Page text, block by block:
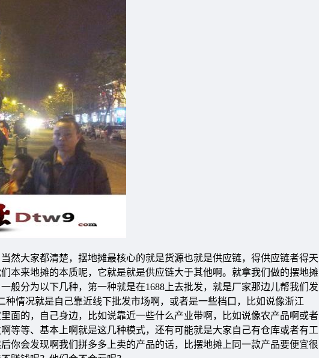
然大家都清楚，摆地摊最核心的就是货源也就是供应链，得供应链者得天
本来地摊的本质呢，它就是就是供应链大于其他啊。就拿我们做的摆地摊
般分为以下几种，第一种就是在1688上去批发，就是厂家那边儿帮我们发
情况就是自己靠近线下批发市场啊，或者是一些档口，比如说像浙江
面的，自己身边，比如说靠近一些什么产业带啊，比如说像农产品啊或者
等等、基本上啊就是这几种模式，还有可能就是大家自己有仓库或者有工
你会发现啊我们拼多多上卖的产品的话，比摆地摊上同一款产品要便宜很